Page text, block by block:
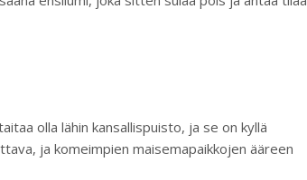
olla lähin kansallispuisto, ja se on kyllä
ja komeimpien maisemapaikkojen ääreen